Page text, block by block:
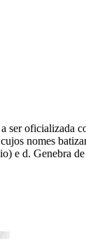
ser oficializada
nomes
e d. Genebra